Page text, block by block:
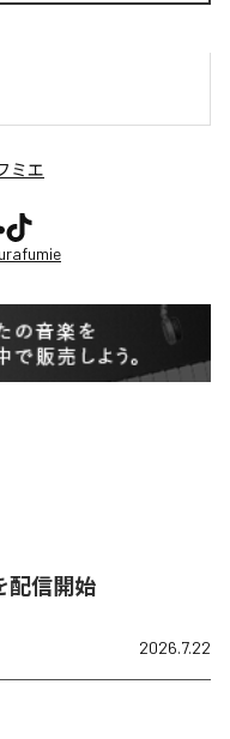
ミエ
配信開始
2026.7.22